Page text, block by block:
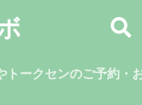
トークセンのご予約・